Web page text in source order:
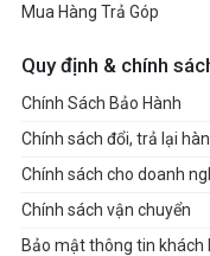
Mua Hàng Trả Góp
Quy định & chính
Chính Sách Bảo Hành
Chính sách đổi, trả lại
Chính sách cho doanh
Chính sách vận chuyển
Bảo mật thông tin khách